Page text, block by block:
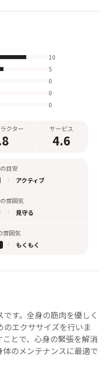
10
5
0
0
0
クター サービス
4.6
目安
アクティブ
雰囲気
見守る
雰囲気
もくもく
す。全身の筋肉を優しく
エクササイズを行いま
とで、心身の緊張を解消
のメンテナンスに最適で